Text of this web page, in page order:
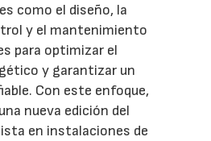
como el diseño, la
y el mantenimiento
para optimizar el
y garantizar un
Con este enfoque,
nueva edición del
en instalaciones de